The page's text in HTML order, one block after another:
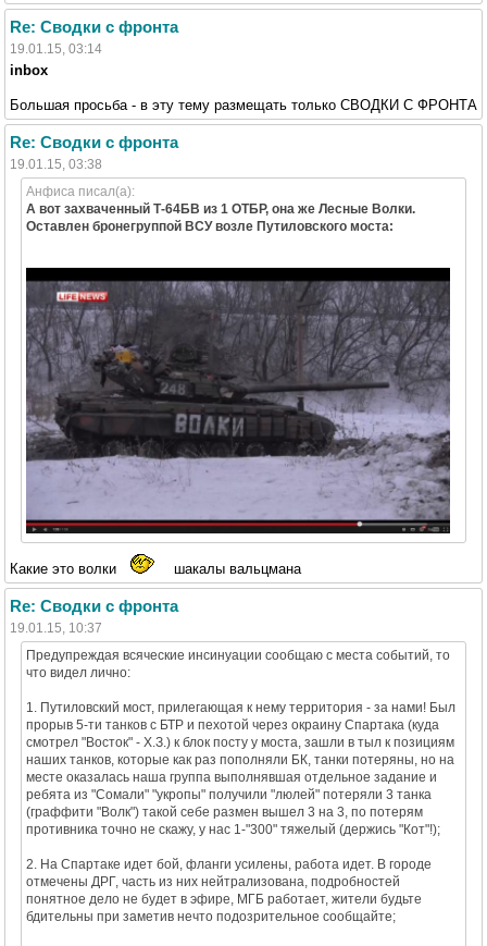
Re: Сводки с фронта
19.01.15, 03:14
inbox
Большая просьба - в эту тему размещать только СВОДКИ С ФРОНТА
Re: Сводки с фронта
19.01.15, 03:38
Анфиса писал(а):
А вот захваченный Т-64БВ из 1 ОТБР, она же Лесные Волки.
Оставлен бронегруппой ВСУ возле Путиловского моста:
Какие это волки шакалы вальцмана
Re: Сводки с фронта
19.01.15, 10:37
Предупреждая всяческие инсинуации сообщаю с места событий, то
что видел лично:
1. Путиловский мост, прилегающая к нему территория - за нами! Был
прорыв 5-ти танков с БТР и пехотой через окраину Спартака (куда
смотрел "Восток" - Х.З.) к блок посту у моста, зашли в тыл к позициям
наших танков, которые как раз пополняли БК, танки потеряны, но на
месте оказалась наша группа выполнявшая отдельное задание и
ребята из "Сомали" "укропы" получили "люлей" потеряли 3 танка
(граффити "Волк") такой себе размен вышел 3 на 3, по потерям
противника точно не скажу, у нас 1-"300" тяжелый (держись "Кот"!);
2. На Спартаке идет бой, фланги усилены, работа идет. В городе
отмечены ДРГ, часть из них нейтрализована, подробностей
понятное дело не будет в эфире, МГБ работает, жители будьте
бдительны при заметив нечто подозрительное сообщайте;